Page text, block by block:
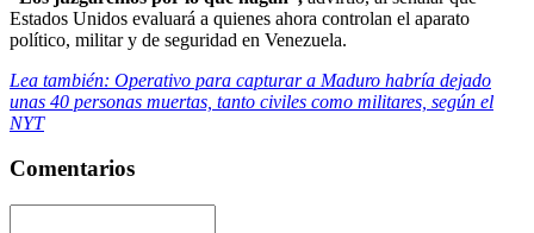
Estados Unidos evaluará a quienes ahora controlan el aparato
político, militar y de seguridad en Venezuela.
Lea también: Operativo para capturar a Maduro habría dejado
unas 40 personas muertas, tanto civiles como militares, según el
NYT
Comentarios